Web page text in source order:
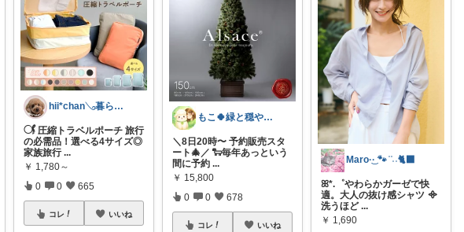
hii*chan𓂅暮らしと子ども
𓋜 圧縮トラベルポーチ 旅行
の必需品！選べる4サイズ◎
家族旅行 ...
￥ 1,780～
0 0 665
コレ いいね
もこ🍀緑と穏やかなくらし🐑🍀
＼8日20時〜 予約販売スタ
ート🎄／ 🐑毎年あっという
間に予約 ...
￥ 15,800
0 0 678
コレ いいね
Maro·͜· 🐾 ͗ ͗˒˒🐈‍⬛
ꕤ*.゜やわらかガーゼで快
適。大人の抜け感シャツ ᯽
洗うほど ...
￥ 1,690